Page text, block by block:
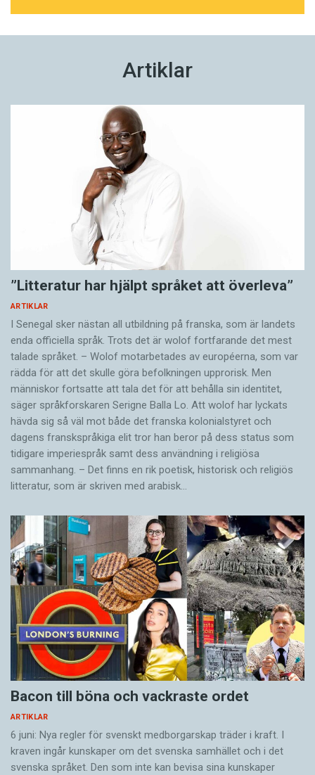
Artiklar
”Litteratur har hjälpt språket att överleva”
ARTIKLAR
I Senegal sker nästan all utbildning på franska, som är landets
enda officiella språk. Trots det är wolof fortfarande det mest
talade språket. – Wolof motarbetades av européerna, som var
rädda för att det skulle göra befolkningen upprorisk. Men
människor fortsatte att tala det för att behålla sin identitet,
säger språkforskaren Serigne Balla Lo. Att wolof har lyckats
hävda sig så väl mot både det franska kolonialstyret och
dagens franskspråkiga elit tror han beror på dess status som
tidigare imperiespråk samt dess användning i religiösa
sammanhang. – Det finns en rik poetisk, historisk och reli­giös
litteratur, som är skriven med arabisk…
Bacon till böna och vackraste ordet
ARTIKLAR
6 juni: Nya regler för svenskt medborgarskap träder i kraft. I
kraven ingår kunskaper om det svenska samhället och i det
svenska språket. Den som inte kan bevisa sina kunskaper